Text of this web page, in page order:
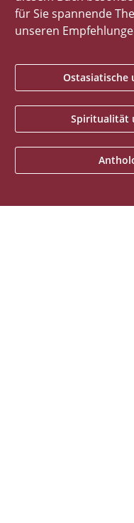
für Sie spannende
unseren
Ostasiatische
Spiritualität